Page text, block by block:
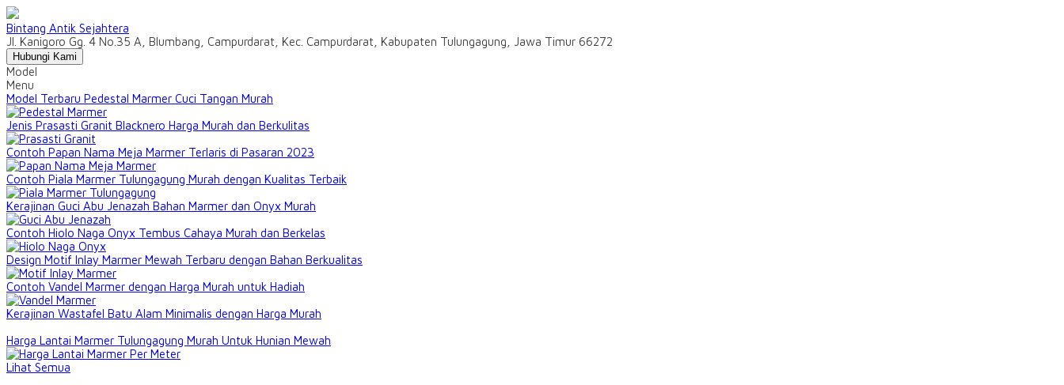
Bintang Antik Sejahtera
Jl. Kanigoro Gg. 4 No.35 A, Blumbang, Campurdarat, Kec. Campurdarat, Kabupaten Tulungagung, Jawa Timur 66272
Hubungi Kami
Model
Menu
Model Terbaru Pedestal Marmer Cuci Tangan Murah
Jenis Prasasti Granit Blacknero Harga Murah dan Berkulitas
Contoh Papan Nama Meja Marmer Terlaris di Pasaran 2023
Contoh Piala Marmer Tulungagung Murah dengan Kualitas Terbaik
Kerajinan Guci Abu Jenazah Bahan Marmer dan Onyx Murah
Contoh Hiolo Naga Onyx Tembus Cahaya Murah dan Berkelas
Design Motif Inlay Marmer Mewah Terbaru dengan Bahan Berkualitas
Contoh Vandel Marmer dengan Harga Murah untuk Hadiah
Kerajinan Wastafel Batu Alam Minimalis dengan Harga Murah
Harga Lantai Marmer Tulungagung Murah Untuk Hunian Mewah
Lihat Semua